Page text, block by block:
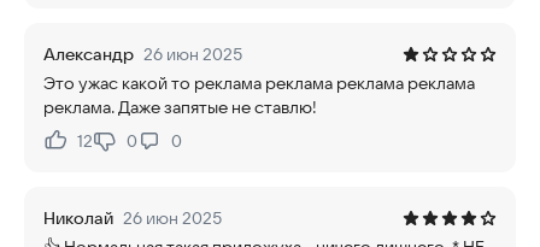
Александр 26 июн 2025
Это ужас какой то реклама реклама реклама реклама
реклама. Даже запятые не ставлю!
Нравится:
12Не нравится:
0 0
Николай 26 июн 2025